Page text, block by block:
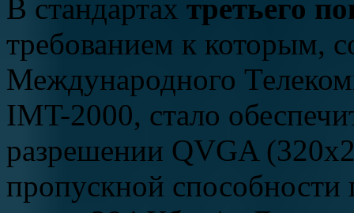
В стандартах третьего
требованием к которым,
Международного
IMT-2000, стало
разрешении QVGA
пропускной